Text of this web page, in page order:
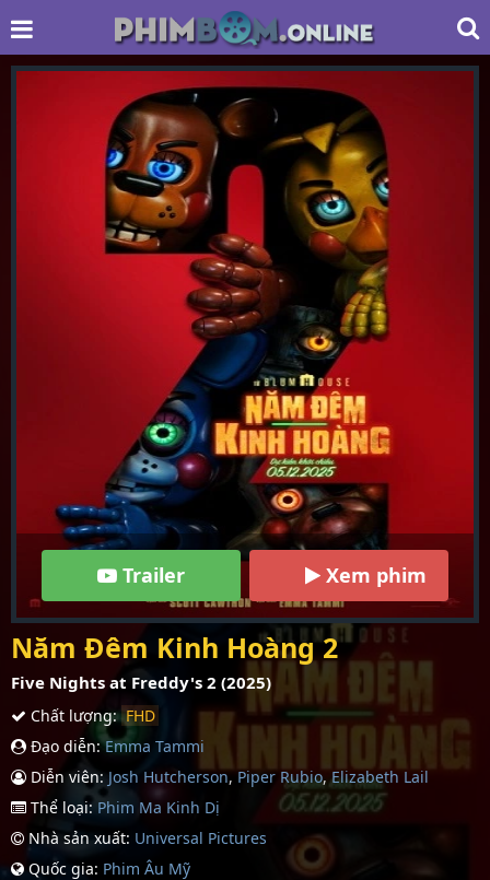
Trailer Xem phim
Năm Đêm Kinh Hoàng 2
Five Nights at Freddy's 2 (2025)
Chất lượng: FHD
Đạo diễn: Emma Tammi
Diễn viên: Josh Hutcherson,Piper Rubio,Elizabeth Lail
Thể loại: Phim Ma Kinh Dị
Nhà sản xuất: Universal Pictures
Quốc gia: Phim Âu Mỹ